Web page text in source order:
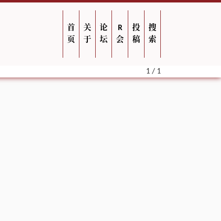
首
页
关
于
论
坛
R
会
投
稿
搜
索
1 / 1